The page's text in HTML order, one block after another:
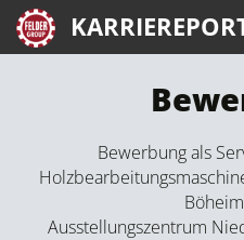
Bewerbung als
Ausstellungszentrum